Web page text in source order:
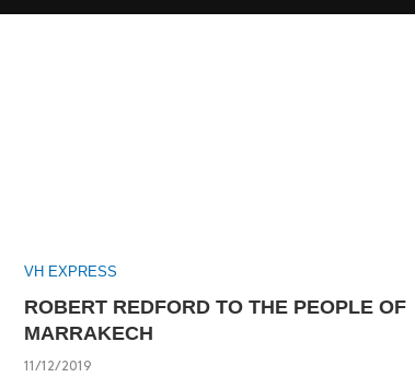
VH EXPRESS
ROBERT REDFORD TO THE PEOPLE OF
MARRAKECH
11/12/2019